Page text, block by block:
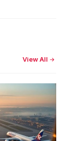
View All